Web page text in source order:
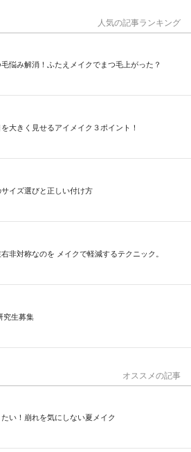
人気の記事ランキング
悩み解消！ふたえメイクでまつ毛上がった？
大きく見せるアイメイク３ポイント！
イズ選びと正しい付け方
非対称なのを メイクで軽減するテクニック。
究生募集
オススメの記事
い！崩れを気にしない夏メイク